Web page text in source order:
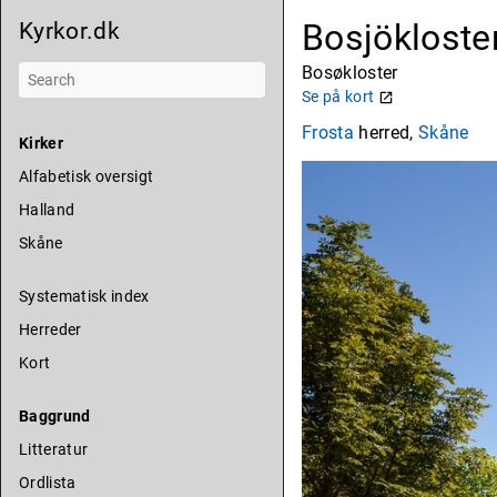
Kyrkor.dk
Kirker
Alfabetisk oversigt
Halland
Skåne
Systematisk index
Herreder
Kort
Baggrund
Litteratur
Ordlista
Bosøkloster
Se på kort
Frosta herred, Skåne